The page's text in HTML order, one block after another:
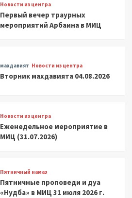
Новости из центра
Первый вечер траурных
мероприятий Арбаина в МИЦ
махдавият Новости из центра
Вторник махдавията 04.08.2026
Новости из центра
Еженедельное мероприятие в
МИЦ (31.07.2026)
Пятничный намаз
Пятничные проповеди и дуа
«Нудба» в МИЦ 31 июля 2026 г.